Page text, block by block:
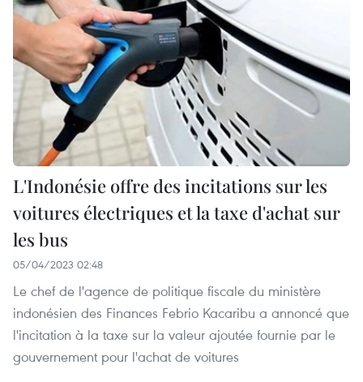
L'Indonésie offre des incitations sur les
voitures électriques et la taxe d'achat sur
les bus
05/04/2023 02:48
Le chef de l'agence de politique fiscale du ministère
indonésien des Finances Febrio Kacaribu a annoncé que
l'incitation à la taxe sur la valeur ajoutée fournie par le
gouvernement pour l'achat de voitures